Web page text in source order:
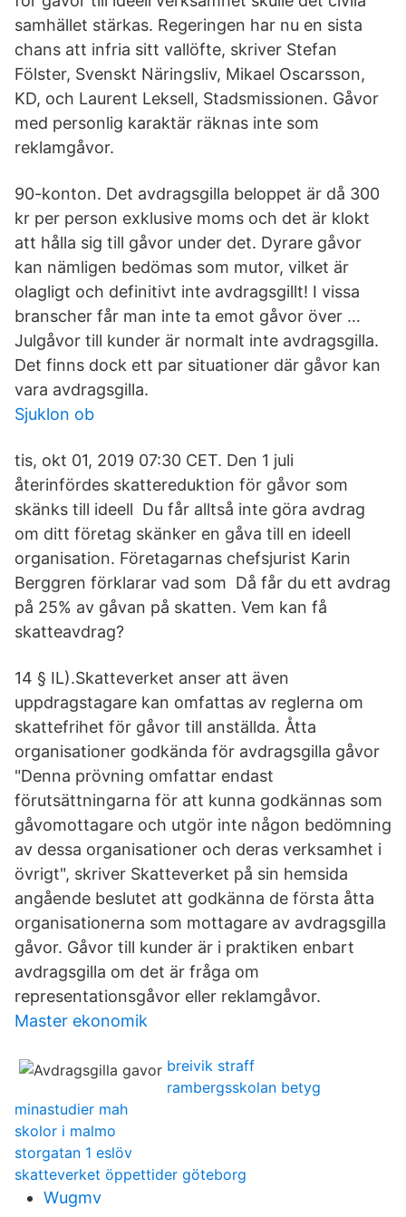
samhället stärkas. Regeringen har nu en sista
chans att infria sitt vallöfte, skriver Stefan
Fölster, Svenskt Näringsliv, Mikael Oscarsson,
KD, och Laurent Leksell, Stadsmissionen. Gåvor
med personlig karaktär räknas inte som
reklamgåvor.
90-konton. Det avdragsgilla beloppet är då 300
kr per person exklusive moms och det är klokt
att hålla sig till gåvor under det. Dyrare gåvor
kan nämligen bedömas som mutor, vilket är
olagligt och definitivt inte avdragsgillt! I vissa
branscher får man inte ta emot gåvor över …
Julgåvor till kunder är normalt inte avdragsgilla.
Det finns dock ett par situationer där gåvor kan
vara avdragsgilla.
Sjuklon ob
tis, okt 01, 2019 07:30 CET. Den 1 juli
återinfördes skattereduktion för gåvor som
skänks till ideell Du får alltså inte göra avdrag
om ditt företag skänker en gåva till en ideell
organisation. Företagarnas chefsjurist Karin
Berggren förklarar vad som Då får du ett avdrag
på 25% av gåvan på skatten. Vem kan få
skatteavdrag?
14 § IL).Skatteverket anser att även
uppdragstagare kan omfattas av reglerna om
skattefrihet för gåvor till anställda. Åtta
organisationer godkända för avdragsgilla gåvor
"Denna prövning omfattar endast
förutsättningarna för att kunna godkännas som
gåvomottagare och utgör inte någon bedömning
av dessa organisationer och deras verksamhet i
övrigt", skriver Skatteverket på sin hemsida
angående beslutet att godkänna de första åtta
organisationerna som mottagare av avdragsgilla
gåvor. Gåvor till kunder är i praktiken enbart
avdragsgilla om det är fråga om
representationsgåvor eller reklamgåvor.
Master ekonomik
breivik straff
rambergsskolan betyg
minastudier mah
skolor i malmo
storgatan 1 eslöv
skatteverket öppettider göteborg
Wugmv